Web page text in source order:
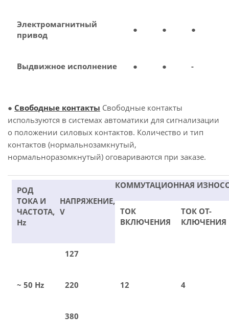
Электромагнитный
привод
● ● ●
Выдвижное исполнение ● ● -
● Свободные контакты Свободные контакты
используются в системах автоматики для сигнализации
о положении силовых контактов. Количество и тип
контактов (нормальнозамкнутый,
нормальноразомкнутый) оговариваются при заказе.
РОД
ТОКА И
ЧАСТОТА,
Hz
НАПРЯЖЕНИЕ,
V
КОММУТАЦИОННАЯ
ТОК
ВКЛЮЧЕНИЯ
ТОК ОТ-
КЛЮЧЕНИЯ
~ 50 Hz
127
12 4
220
380